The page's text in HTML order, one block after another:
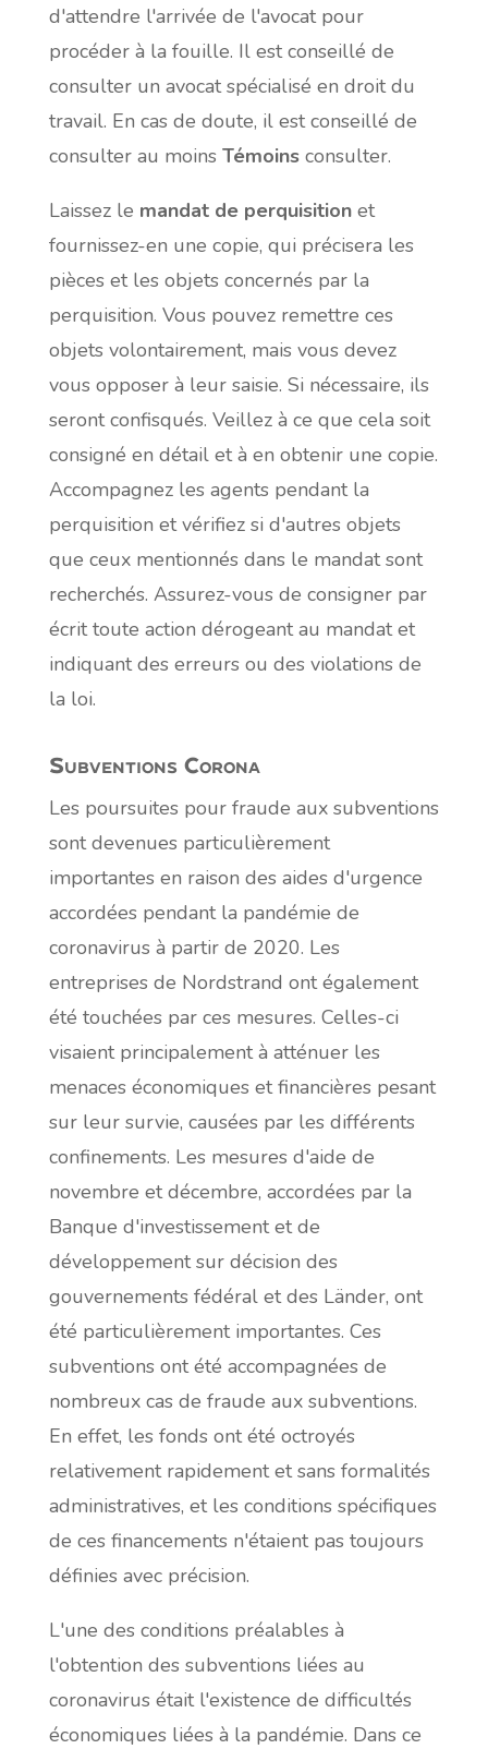
d'attendre l'arrivée de l'avocat pour
procéder à la fouille. Il est conseillé de
consulter un avocat spécialisé en droit du
travail. En cas de doute, il est conseillé de
consulter au moins Témoinsconsulter.
Laissez le mandat de perquisitionet
fournissez-en une copie, qui précisera les
pièces et les objets concernés par la
perquisition. Vous pouvez remettre ces
objets volontairement, mais vous devez
vous opposer à leur saisie. Si nécessaire, ils
seront confisqués. Veillez à ce que cela soit
consigné en détail et à en obtenir une copie.
Accompagnez les agents pendant la
perquisition et vérifiez si d'autres objets
que ceux mentionnés dans le mandat sont
recherchés. Assurez-vous de consigner par
écrit toute action dérogeant au mandat et
indiquant des erreurs ou des violations de
la loi.
Subventions Corona
Les poursuites pour fraude aux subventions
sont devenues particulièrement
importantes en raison des aides d'urgence
accordées pendant la pandémie de
coronavirus à partir de 2020. Les
entreprises de Nordstrand ont également
été touchées par ces mesures. Celles-ci
visaient principalement à atténuer les
menaces économiques et financières pesant
sur leur survie, causées par les différents
confinements. Les mesures d'aide de
novembre et décembre, accordées par la
Banque d'investissement et de
développement sur décision des
gouvernements fédéral et des Länder, ont
été particulièrement importantes. Ces
subventions ont été accompagnées de
nombreux cas de fraude aux subventions.
En effet, les fonds ont été octroyés
relativement rapidement et sans formalités
administratives, et les conditions spécifiques
de ces financements n'étaient pas toujours
définies avec précision.
L'une des conditions préalables à
l'obtention des subventions liées au
coronavirus était l'existence de difficultés
économiques liées à la pandémie. Dans ce